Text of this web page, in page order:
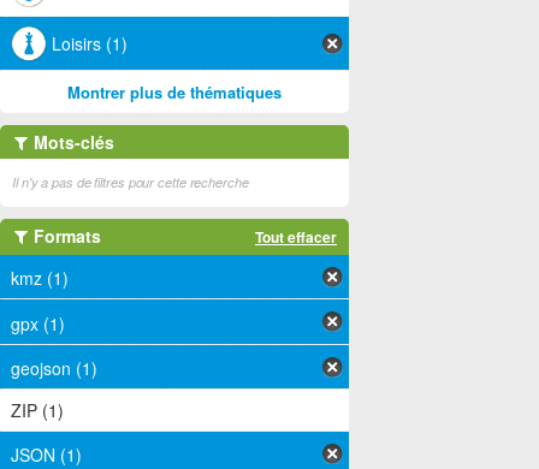
Loisirs (1)
Montrer plus de thématiques
Mots-clés
Il n'y a pas de filtres pour cette recherche
Formats Tout effacer
kmz (1)
gpx (1)
geojson (1)
ZIP (1)
JSON (1)